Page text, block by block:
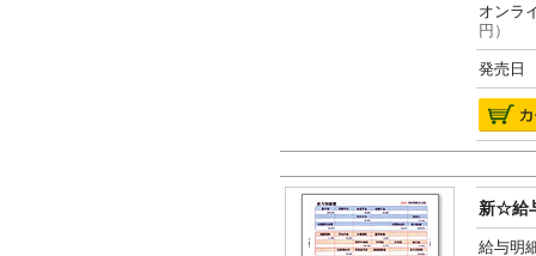
オン
円）
発売日
新☆給
給与明